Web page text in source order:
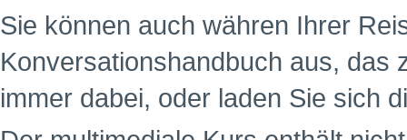
Sie können auch währen Ihrer
Konversationshandbuch aus, das
immer dabei, oder laden Sie sich